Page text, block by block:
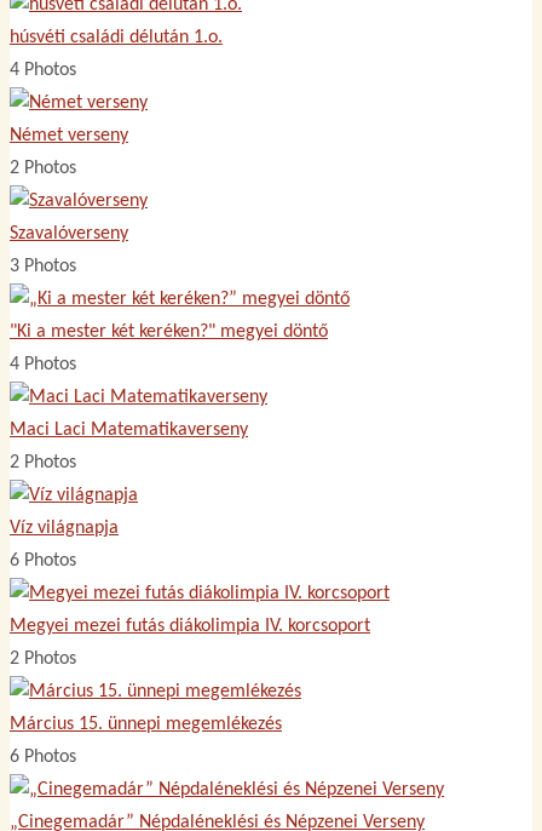
húsvéti családi délután 1.o.
4 Photos
Német verseny
2 Photos
Szavalóverseny
3 Photos
"Ki a mester két keréken?" megyei döntő
4 Photos
Maci Laci Matematikaverseny
2 Photos
Víz világnapja
6 Photos
Megyei mezei futás diákolimpia IV. korcsoport
2 Photos
Március 15. ünnepi megemlékezés
6 Photos
„Cinegemadár” Népdaléneklési és Népzenei Verseny